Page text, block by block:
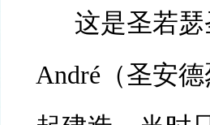
这是圣若
André（圣安